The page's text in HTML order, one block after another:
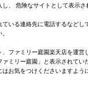
、 危険なサイトとして表示さ
いる連絡先に電話するなどし
ファミリー庭園楽天店を運営
ミリー庭園」と表示されてい
お気をつけくださいますよう